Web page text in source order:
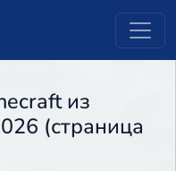
из
(страница